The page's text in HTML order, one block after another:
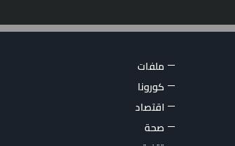
ملفات
كورونا
اقتصاد
صحة